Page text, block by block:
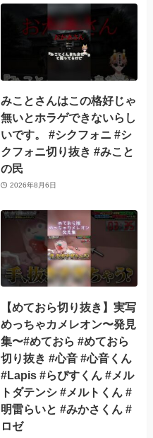
みことさんはこの格好じゃ
無いとホラゲできないらし
いです。 #シクフォニ #シ
クフォニ切り抜き #みこと
の民
2026年8月6日
【めておら切り抜き】実写
めっちゃカメレオン〜発見
集〜#めておら #めておら
切り抜き #心音 #心音くん
#Lapis #らぴすくん #メル
トダテンシ #メルトくん #
明雷らいと #みかさくん #
ロゼ